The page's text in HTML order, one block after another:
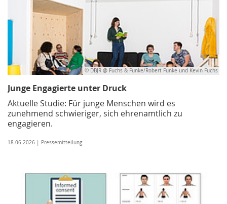
© DBJR @ Fuchs & Funke/Robert Funke und Kevin Fuchs
Junge Engagierte unter Druck
Aktuelle Studie: Für junge Menschen wird es
zunehmend schwieriger, sich ehrenamtlich zu
engagieren.
18.06.2026 | Pressemitteilung